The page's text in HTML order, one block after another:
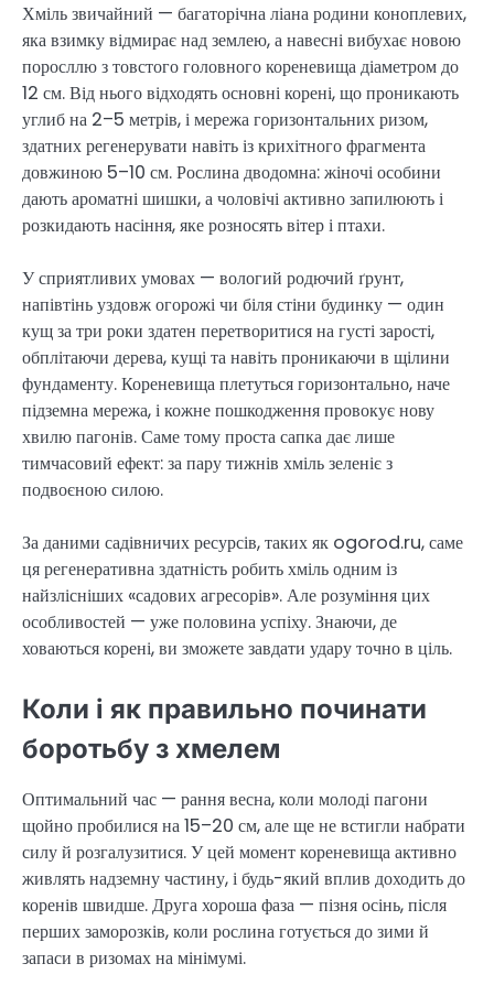
Хміль звичайний — багаторічна ліана родини коноплевих,
яка взимку відмирає над землею, а навесні вибухає новою
поросллю з товстого головного кореневища діаметром до
12 см. Від нього відходять основні корені, що проникають
углиб на 2–5 метрів, і мережа горизонтальних ризом,
здатних регенерувати навіть із крихітного фрагмента
довжиною 5–10 см. Рослина дводомна: жіночі особини
дають ароматні шишки, а чоловічі активно запилюють і
розкидають насіння, яке розносять вітер і птахи.
У сприятливих умовах — вологий родючий ґрунт,
напівтінь уздовж огорожі чи біля стіни будинку — один
кущ за три роки здатен перетворитися на густі зарості,
обплітаючи дерева, кущі та навіть проникаючи в щілини
фундаменту. Кореневища плетуться горизонтально, наче
підземна мережа, і кожне пошкодження провокує нову
хвилю пагонів. Саме тому проста сапка дає лише
тимчасовий ефект: за пару тижнів хміль зеленіє з
подвоєною силою.
За даними садівничих ресурсів, таких як ogorod.ru, саме
ця регенеративна здатність робить хміль одним із
найзлісніших «садових агресорів». Але розуміння цих
особливостей — уже половина успіху. Знаючи, де
ховаються корені, ви зможете завдати удару точно в ціль.
Коли і як правильно починати
боротьбу з хмелем
Оптимальний час — рання весна, коли молоді пагони
щойно пробилися на 15–20 см, але ще не встигли набрати
силу й розгалузитися. У цей момент кореневища активно
живлять надземну частину, і будь-який вплив доходить до
коренів швидше. Друга хороша фаза — пізня осінь, після
перших заморозків, коли рослина готується до зими й
запаси в ризомах на мінімумі.